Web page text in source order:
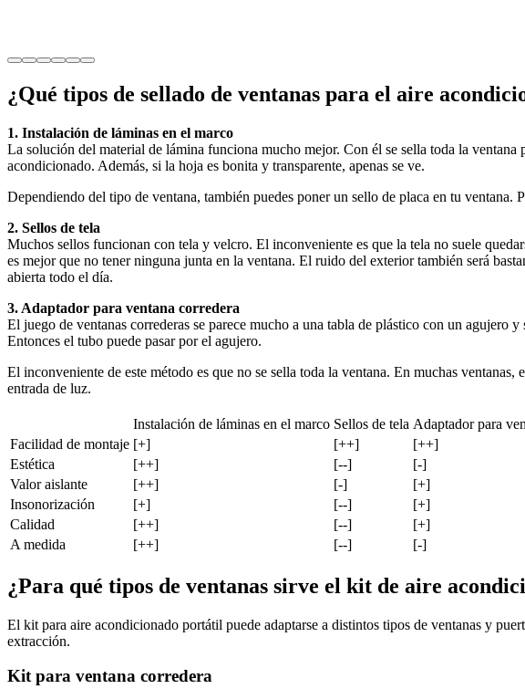
¿Qué tipos de sellado de ventanas para el aire
1. Instalación de láminas en el marco
La solución del material de lámina funciona mucho mejor. Con él se sella toda la
acondicionado. Además, si la hoja es bonita y transparente, apenas se ve.
Dependiendo del tipo de ventana, también puedes poner un sello de placa en tu ventana.
2. Sellos de tela
Muchos sellos funcionan con tela y velcro. El inconveniente es que la tela no suele
es mejor que no tener ninguna junta en la ventana. El ruido del exterior también será
abierta todo el día.
3. Adaptador para ventana corredera
El juego de ventanas correderas se parece mucho a una tabla de plástico con un agujero
Entonces el tubo puede pasar por el agujero.
El inconveniente de este método es que no se sella toda la ventana. En muchas
entrada de luz.
Instalación de láminas en el marco Sellos de tela Adaptador para
Facilidad de montaje [+] [++]
[++]
Estética
[++] [--]
[-]
Valor aislante
[++] [-]
[+]
Insonorización
[+] [--]
[+]
Calidad
[++] [--]
[+]
A medida
[++] [--] [-]
¿Para qué tipos de ventanas sirve el kit de aire
El kit para aire acondicionado portátil puede adaptarse a distintos tipos de ventanas y
extracción.
Kit para ventana corredera